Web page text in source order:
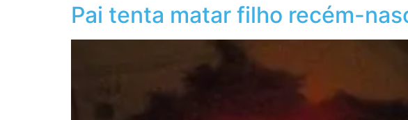
Pai tenta matar filho recém-